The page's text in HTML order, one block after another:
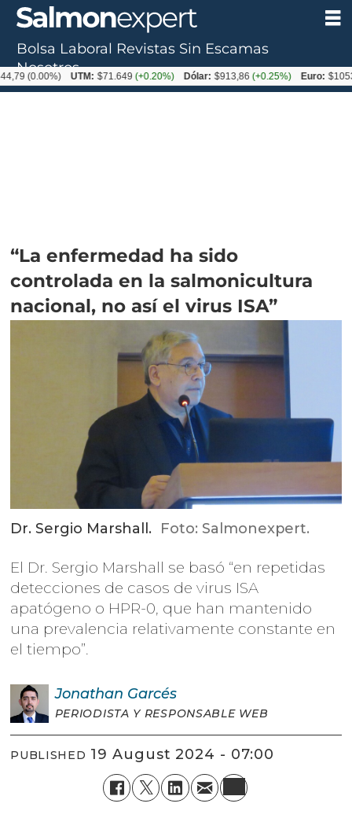
“La enfermedad ha sido
controlada en la salmonicultura
nacional, no así el virus ISA”
Dr. Sergio Marshall. Foto: Salmonexpert.
El Dr. Sergio Marshall se basó “en repetidas
detecciones de casos de virus ISA
apatógeno o HPR-0, que han mantenido
una prevalencia relativamente constante en
el tiempo”.
Jonathan Garcés
PERIODISTA Y RESPONSABLE WEB
PUBLISHED 19 August 2024 - 07:00
Bolsa Laboral Revistas Sin Escamas
Nosotros
UTM: $71.649(+0.20%) Dólar: $913,86(+0.25%) Euro: $1053,08(-